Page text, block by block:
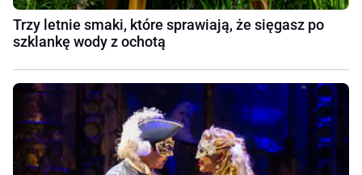
Trzy letnie smaki, które sprawiają, że sięgasz po
szklankę wody z ochotą